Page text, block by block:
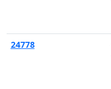
24778